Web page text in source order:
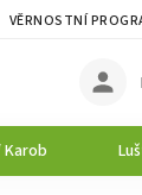
VĚRNOSTNÍ
Karob